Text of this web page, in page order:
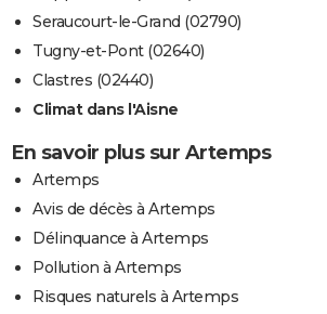
Seraucourt-le-Grand (02790)
Tugny-et-Pont (02640)
Clastres (02440)
Climat dans l'Aisne
En savoir plus sur Artemps
Artemps
Avis de décès à Artemps
Délinquance à Artemps
Pollution à Artemps
Risques naturels à Artemps